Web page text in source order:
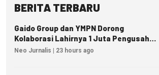
BERITA TERBARU
Gaido Group dan YMPN Dorong
Kolaborasi Lahirnya 1 Juta Pengusaha
Ekonomi Syariah
Neo Jurnalis | 23 hours ago